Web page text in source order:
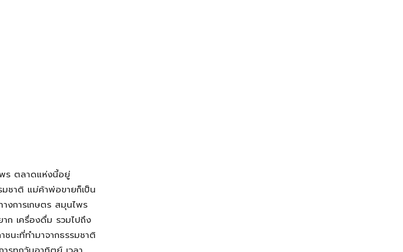
ร ตลาดแห่งนี้อยู่
ชาติ แม่ค้าพ่อขายก็เป็น
งการเกษตร สมุนไพร
ก เครื่องดื่ม รวมไปถึง
นะที่ทำมาจากธรรมชาติ